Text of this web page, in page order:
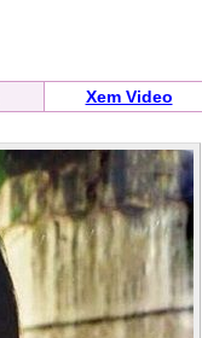
Xem Video